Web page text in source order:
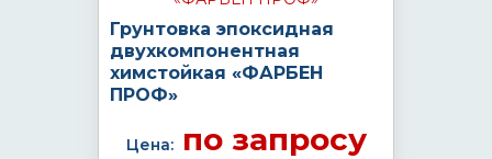
Грунтовка эпоксидная
двухкомпонентная
химстойкая «ФАРБЕН
ПРОФ»
Цена:по запросу